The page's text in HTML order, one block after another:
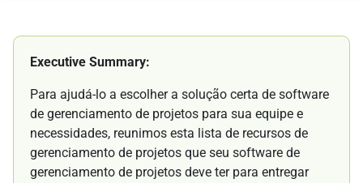
Executive Summary:
Para ajudá-lo a escolher a solução certa de software
de gerenciamento de projetos para sua equipe e
necessidades, reunimos esta lista de recursos de
gerenciamento de projetos que seu software de
gerenciamento de projetos deve ter para entregar